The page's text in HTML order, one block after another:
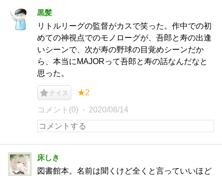
黒髪
リトルリーグの監督がカスで笑った。作中での初
めての神視点でのモノローグが、吾郎と寿の出逢
いシーンで、次が寿の野球の目覚めシーンだか
ら、本当にMAJORって吾郎と寿の話なんだなと
思った。
ナイス ★2
コメント(0) 2020/08/14
床しき
図書館本。名前は聞くけど全くと言っていいほど